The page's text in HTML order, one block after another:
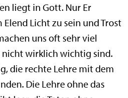
liegt in Gott. Nur Er
Licht zu sein und Trost
uns oft sehr viel
nicht wirklich wichtig sind.
die rechte Lehre mit dem
Die Lehre ohne das